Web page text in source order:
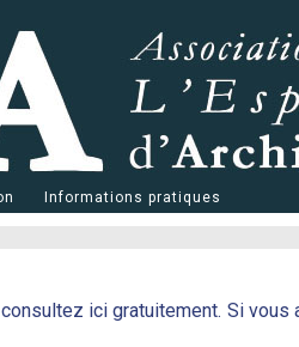
Informations pratiques
ici gratuitement. Si